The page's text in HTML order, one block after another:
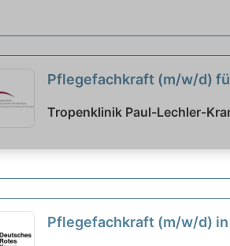
Pflegefachkraft (m/w/d)
Tropenklinik Paul-Lechler-
Pflegefachkraft (m/w/d)